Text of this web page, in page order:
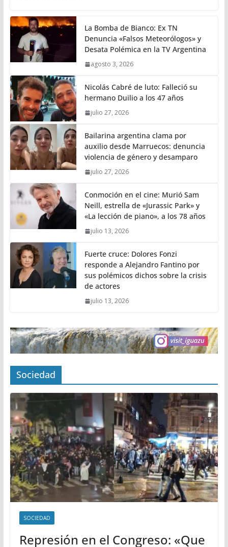
La Bomba de Bianco: Ex TN
Denuncia «Falsos Meteorólogos» y
Desata Polémica en la TV Argentina
agosto 3, 2026
Nicolás Cabré de luto: Falleció su
hermano Duilio a los 47 años
julio 27, 2026
Bailarina argentina clama por
auxilio desde Marruecos: denuncia
violencia de género y desamparo
julio 27, 2026
Conmoción en el cine: Murió Sam
Neill, estrella de «Jurassic Park» y
«La lección de piano», a los 78 años
julio 13, 2026
Fuerte cruce: Dolores Fonzi
responde a Alejandro Fantino por
sus polémicos dichos sobre la crisis
de actores
julio 13, 2026
Sociedad
SOCIEDAD
Represión en el Congreso: «Que